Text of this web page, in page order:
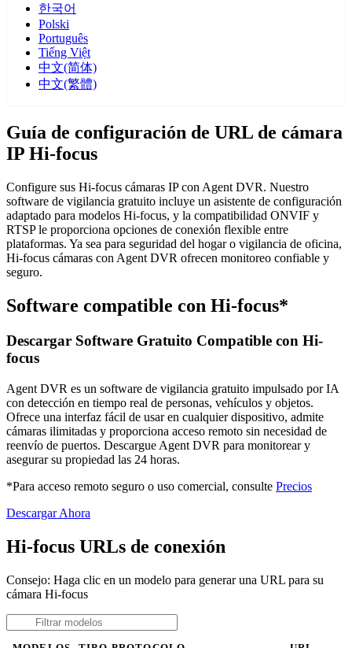
한국어
Polski
Português
Tiếng Việt
中文(简体)
中文(繁體)
Guía de configuración de URL de cámara
IP Hi-focus
Configure sus Hi-focus cámaras IP con Agent DVR. Nuestro
software de vigilancia gratuito incluye un asistente de configuración
adaptado para modelos Hi-focus, y la compatibilidad ONVIF y
RTSP le proporciona opciones de conexión flexible entre
plataformas. Ya sea para seguridad del hogar o vigilancia de oficina,
Hi-focus cámaras con Agent DVR ofrecen monitoreo confiable y
seguro.
Software compatible con Hi-focus*
Descargar Software Gratuito Compatible con Hi-
focus
Agent DVR es un software de vigilancia gratuito impulsado por IA
con detección en tiempo real de personas, vehículos y objetos.
Ofrece una interfaz fácil de usar en cualquier dispositivo, admite
cámaras ilimitadas y proporciona acceso remoto sin necesidad de
reenvío de puertos. Descargue Agent DVR para monitorear y
asegurar su propiedad las 24 horas.
*Para acceso remoto seguro o uso comercial, consulte Precios
Descargar Ahora
Hi-focus URLs de conexión
Consejo: Haga clic en un modelo para generar una URL para su
cámara Hi-focus